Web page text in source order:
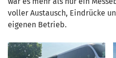
voller Austausch, Eindrücke
eigenen Betrieb.